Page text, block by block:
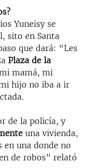
Yuneisy se
sito en Santa
que dará: “Les
Plaza de la
mamá, mi
hijo no iba a ir
de la policía, y
una vivienda,
una donde no
de robos” relató